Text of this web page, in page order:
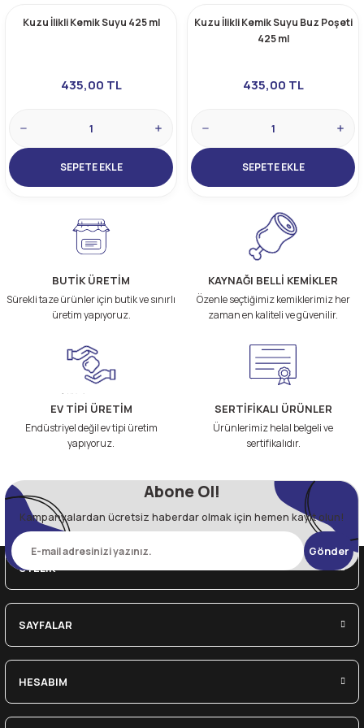
Kuzu İlikli Kemik Suyu 425 ml
435,00 TL
SEPETE EKLE
Kuzu İlikli Kemik Suyu Buz Poşeti
425 ml
435,00 TL
SEPETE EKLE
BUTİK ÜRETİM
Sürekli taze ürünler için butik ve sınırlı
üretim yapıyoruz.
KAYNAĞI BELLİ KEMİKLER
Özenle seçtiğimiz kemiklerimiz her
zaman en kaliteli ve güvenilir.
EV TİPİ ÜRETİM
Endüstriyel değil ev tipi üretim
yapıyoruz.
SERTİFİKALI ÜRÜNLER
Ürünlerimiz helal belgeli ve
sertifikalıdır.
Abone Ol!
Kampanyalardan ücretsiz haberdar olmak için hemen kayıt olun!
Gönder
ÜYELİK
SAYFALAR
HESABIM